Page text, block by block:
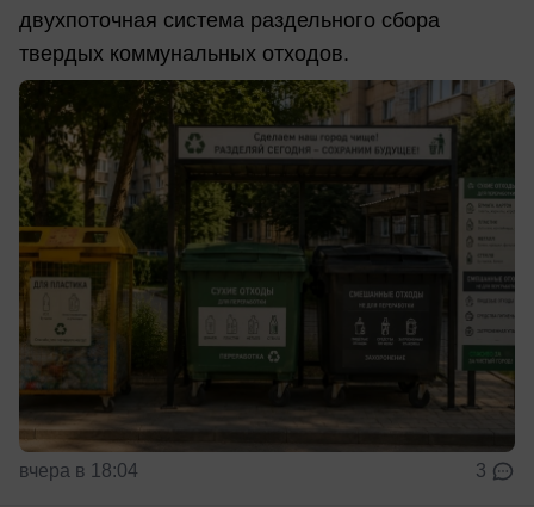
двухпоточная система раздельного сбора
твердых коммунальных отходов.
вчера в 18:04 3